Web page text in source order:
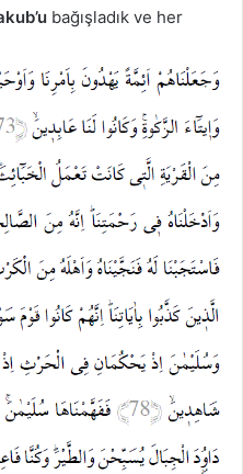
bağışladık ve her